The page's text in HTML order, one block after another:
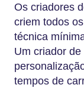
Os criadores
criem todos
técnica
Um criador
tempos de